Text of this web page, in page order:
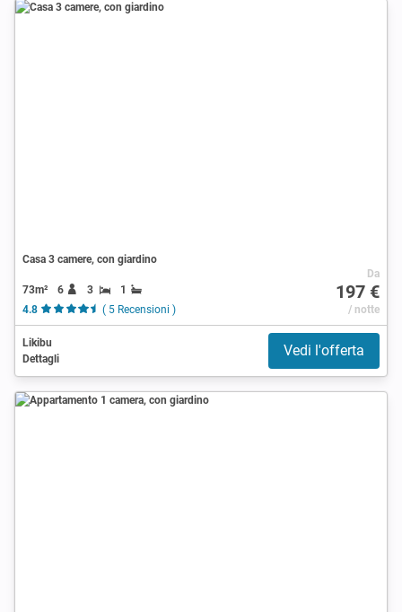
Casa 3 camere, con giardino
73m² 6 3
1
4.8
( 5 Recensioni )
Da
197 €
/ notte
Likibu
Dettagli
Vedi l'offerta